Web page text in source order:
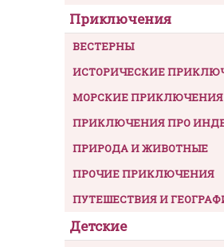
Приключения
ВЕСТЕРНЫ
ИСТОРИЧЕСКИЕ
МОРСКИЕ ПРИКЛЮЧЕНИЯ
ПРИКЛЮЧЕНИЯ ПРО
ПРИРОДА И ЖИВОТНЫЕ
ПРОЧИЕ ПРИКЛЮЧЕНИЯ
ПУТЕШЕСТВИЯ И
Детские